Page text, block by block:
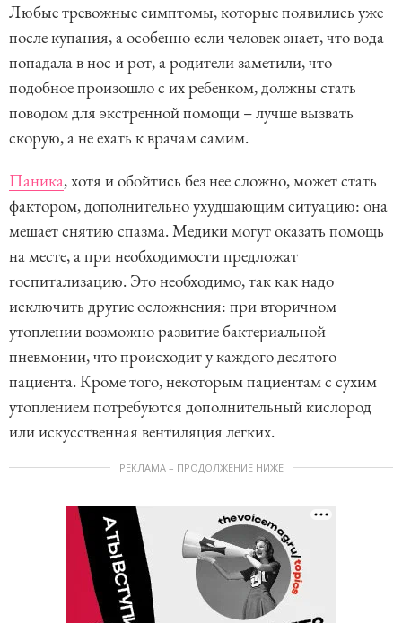
Любые тревожные симптомы, которые появились уже
после купания, а особенно если человек знает, что вода
попадала в нос и рот, а родители заметили, что
подобное произошло с их ребенком, должны стать
поводом для экстренной помощи – лучше вызвать
скорую, а не ехать к врачам самим.
Паника, хотя и обойтись без нее сложно, может стать
фактором, дополнительно ухудшающим ситуацию: она
мешает снятию спазма. Медики могут оказать помощь
на месте, а при необходимости предложат
госпитализацию. Это необходимо, так как надо
исключить другие осложнения: при вторичном
утоплении возможно развитие бактериальной
пневмонии, что происходит у каждого десятого
пациента. Кроме того, некоторым пациентам с сухим
утоплением потребуются дополнительный кислород
или искусственная вентиляция легких.
РЕКЛАМА – ПРОДОЛЖЕНИЕ НИЖЕ